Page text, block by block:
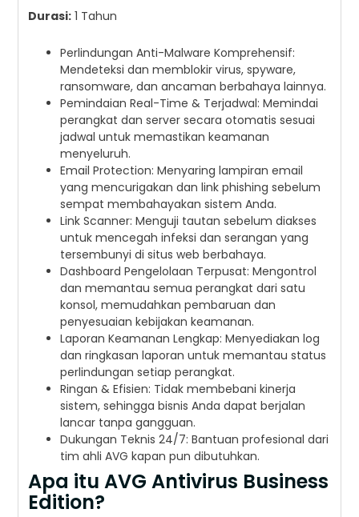
Durasi: 1 Tahun
Perlindungan Anti-Malware Komprehensif:
Mendeteksi dan memblokir virus, spyware,
ransomware, dan ancaman berbahaya lainnya.
Pemindaian Real-Time & Terjadwal: Memindai
perangkat dan server secara otomatis sesuai
jadwal untuk memastikan keamanan
menyeluruh.
Email Protection: Menyaring lampiran email
yang mencurigakan dan link phishing sebelum
sempat membahayakan sistem Anda.
Link Scanner: Menguji tautan sebelum diakses
untuk mencegah infeksi dan serangan yang
tersembunyi di situs web berbahaya.
Dashboard Pengelolaan Terpusat: Mengontrol
dan memantau semua perangkat dari satu
konsol, memudahkan pembaruan dan
penyesuaian kebijakan keamanan.
Laporan Keamanan Lengkap: Menyediakan log
dan ringkasan laporan untuk memantau status
perlindungan setiap perangkat.
Ringan & Efisien: Tidak membebani kinerja
sistem, sehingga bisnis Anda dapat berjalan
lancar tanpa gangguan.
Dukungan Teknis 24/7: Bantuan profesional dari
tim ahli AVG kapan pun dibutuhkan.
Apa itu AVG Antivirus Business
Edition?